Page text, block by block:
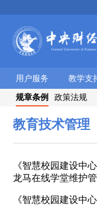
用户服务 教学支
规章条例 政策法规
教育技术管理
《智慧校园建设中
龙马在线学堂维护管
《智慧校园建设中